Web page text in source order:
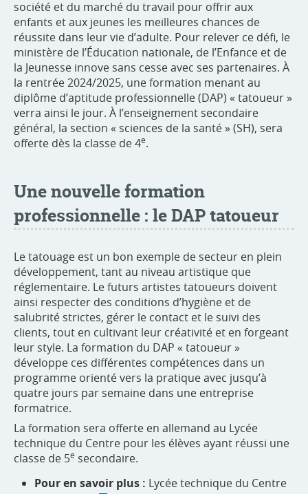
société et du marché du travail pour offrir aux
enfants et aux jeunes les meilleures chances de
réussite dans leur vie d’adulte. Pour relever ce défi, le
ministère de l’Éducation nationale, de l’Enfance et de
la Jeunesse innove sans cesse avec ses partenaires. À
la rentrée 2024/2025, une formation menant au
diplôme d’aptitude professionnelle (DAP) « tatoueur »
verra ainsi le jour. À l’enseignement secondaire
général, la section « sciences de la santé » (SH), sera
offerte dès la classe de 4e.
Une nouvelle formation
professionnelle : le DAP tatoueur
Le tatouage est un bon exemple de secteur en plein
développement, tant au niveau artistique que
réglementaire. Le futurs artistes tatoueurs doivent
ainsi respecter des conditions d’hygiène et de
salubrité strictes, gérer le contact et le suivi des
clients, tout en cultivant leur créativité et en forgeant
leur style. La formation du DAP « tatoueur »
développe ces différentes compétences dans un
programme orienté vers la pratique avec jusqu’à
quatre jours par semaine dans une entreprise
formatrice.
La formation sera offerte en allemand au Lycée
technique du Centre pour les élèves ayant réussi une
classe de 5e secondaire.
Pour en savoir plus : Lycée technique du Centre